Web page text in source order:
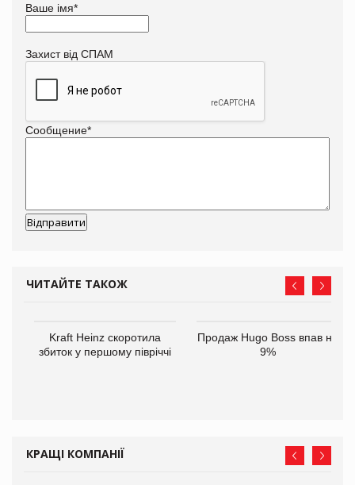
Ваше імя*
Захист від СПАМ
Сообщение*
ЧИТАЙТЕ ТАКОЖ
Kraft Heinz скоротила
збиток у першому півріччі
Продаж Hugo Boss впав на
9%
КРАЩІ КОМПАНІЇ